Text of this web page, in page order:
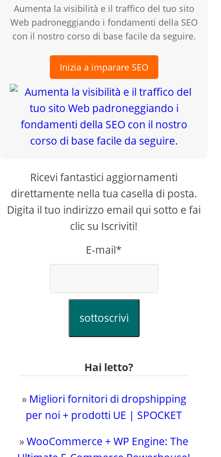
Aumenta la visibilità e il traffico del tuo sito
Web padroneggiando i fondamenti della SEO
con il nostro corso di base facile da seguire.
Inizia a imparare SEO
Ricevi fantastici aggiornamenti
direttamente nella tua casella di posta.
Digita il tuo indirizzo email qui sotto e fai
clic su Iscriviti!
E-mail*
sottoscrivi
Hai letto?
» Migliori fornitori di dropshipping
per noi + prodotti UE | SPOCKET
»WooCommerce + WP Engine: The